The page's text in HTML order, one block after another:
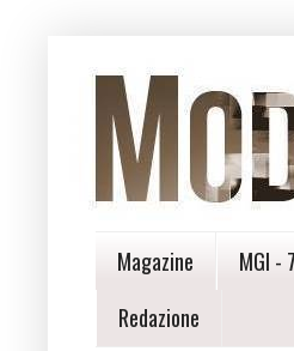
Magazine MGI -
Redazione